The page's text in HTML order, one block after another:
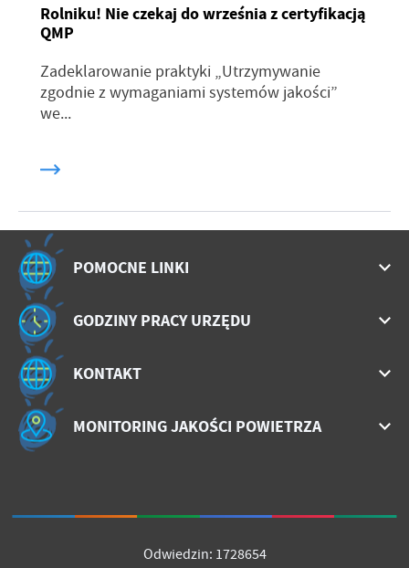
Rolniku! Nie czekaj do września z certyfikacją
QMP
Zadeklarowanie praktyki „Utrzymywanie
zgodnie z wymaganiami systemów jakości”
we...
POMOCNE LINKI
GODZINY PRACY URZĘDU
KONTAKT
MONITORING JAKOŚCI POWIETRZA
Odwiedzin: 1728654